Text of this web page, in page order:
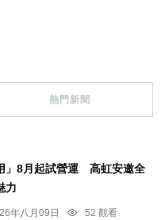
熱門新聞
」8月起試營運 高虹安邀全
力
年八月09日
52 觀看